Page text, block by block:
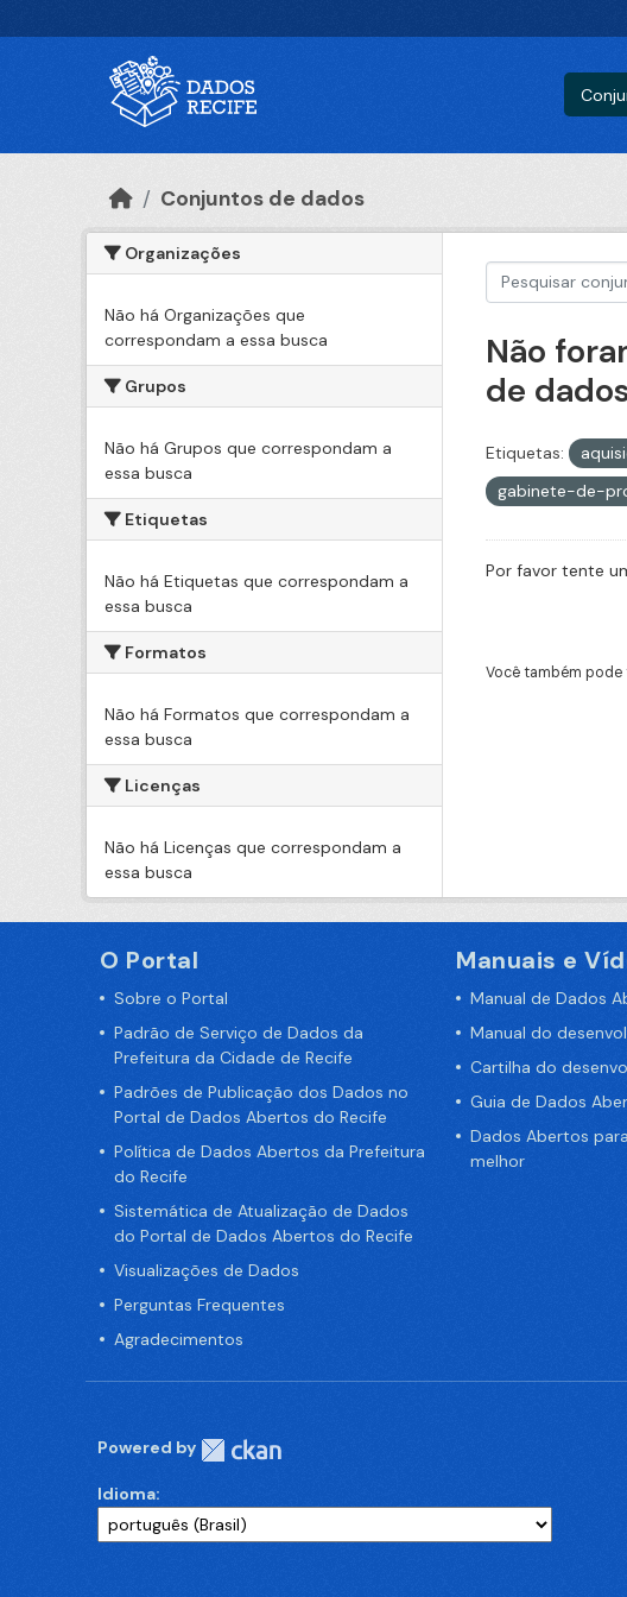
Conjuntos de dados
Organizações
Não há Organizações que
correspondam a essa busca
Grupos
Não há Grupos que correspondam a
essa busca
Etiquetas
Não há Etiquetas que correspondam a
essa busca
Formatos
Não há Formatos que correspondam a
essa busca
Licenças
Não há Licenças que correspondam a
essa busca
Não
de
Etiquetas:
gabinete-de-
Por favor tente
Você também
O Portal
Sobre o Portal
Padrão de Serviço de Dados da
Prefeitura da Cidade de Recife
Padrões de Publicação dos Dados no
Portal de Dados Abertos do Recife
Política de Dados Abertos da Prefeitura
do Recife
Sistemática de Atualização de Dados
do Portal de Dados Abertos do Recife
Visualizações de Dados
Perguntas Frequentes
Agradecimentos
Manuais e
Manual de Dados
Manual do
Cartilha do
Guia de Dados
Dados Abertos
melhor
Powered by
Idioma